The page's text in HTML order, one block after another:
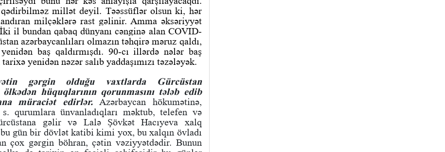
qədirbilməz millət deyil. Təəssüflər olsun ki, hər
milçəklərə rast gəlinir. Amma əksəriyyət
il bundan qabaq dünyanı cənginə alan COVID-
azərbaycanlıları olmazın təhqirə məruz qaldı,
baş qaldırmışdı. 90-cı illərdə nələr baş
yenidən nəzər salıb yaddaşımızı təzələyək.
gərgin olduğu vaxtlarda Gürcüstan
hüquqlarının qorunmasını tələb edib
müraciət edirlər. Azərbaycan hökumətinə,
qurumlara ünvanladıqları məktub, telefen və
gəlir və Lalə Şövkət Hacıyeva xalq
gün bir dövlət katibi kimi yox, bu xalqın övladı
çox gərgin böhran, çətin vəziyyətdədir. Bunun